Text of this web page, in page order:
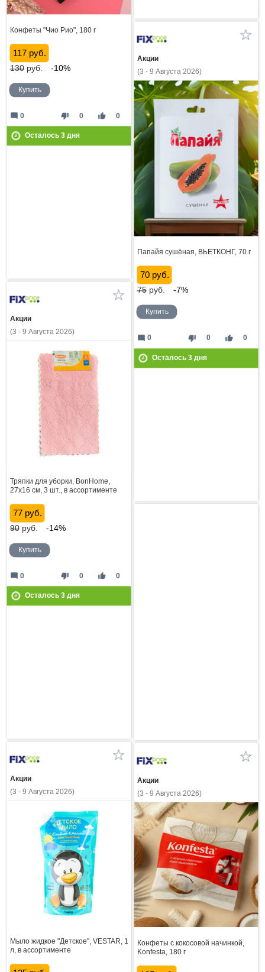
Конфеты "Чио Рио", 180 г
117 руб.
130руб. -10%
Купить
thumb_down 0 thumb_up 0
mode_comment 0
Осталось 3дня
Акции
(3 - 9 Августа 2026)
Папайя сушёная, ВЬЕТКОНГ, 70 г
70 руб.
75руб. -7%
Купить
thumb_down 0 thumb_up 0
mode_comment 0
Осталось 3дня
Акции
(3 - 9 Августа 2026)
Тряпки для уборки, BonHome,
27х16 см, 3 шт., в ассортименте
77 руб.
90руб. -14%
Купить
thumb_down 0 thumb_up 0
mode_comment 0
Осталось 3дня
Акции
(3 - 9 Августа 2026)
Мыло жидкое "Детское", VESTAR, 1
л, в ассортименте
Акции
(3 - 9 Августа 2026)
Конфеты с кокосовой начинкой,
Konfesta, 180 г